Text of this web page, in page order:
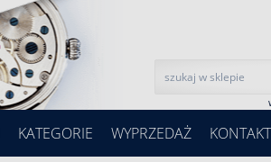
KATEGORIE WYPRZEDAŻ KONTAKT